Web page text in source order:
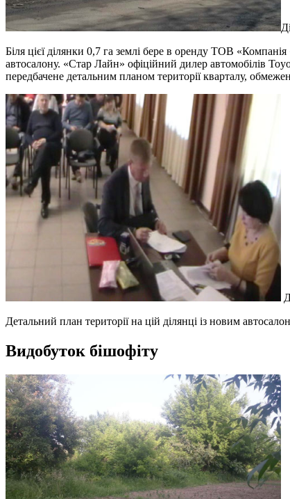
Біля цієї ділянки 0,7 га землі бере в оренду ТОВ
автосалону. «Стар Лайн» офіційний дилер автомобілів
передбачене детальним планом території кварталу,
Детальний план території на цій ділянці із новим
Видобуток бішофіту